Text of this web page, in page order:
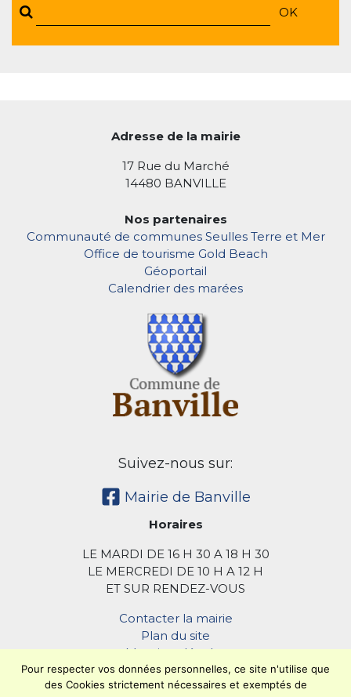
OK
Adresse de la mairie
17 Rue du Marché
14480 BANVILLE
Nos partenaires
Communauté de communes Seulles Terre et Mer
Office de tourisme Gold Beach
Géoportail
Calendrier des marées
Suivez-nous sur:
Mairie de Banville
Horaires
LE MARDI DE 16 H 30 A 18 H 30
LE MERCREDI DE 10 H A 12 H
ET SUR RENDEZ-VOUS
Contacter la mairie
Plan du site
Mentions légales
Confidentialité
Accessibilité (en cours)
Pour respecter vos données personnelles, ce site n'utilise que
des Cookies strictement nécessaires et exemptés de